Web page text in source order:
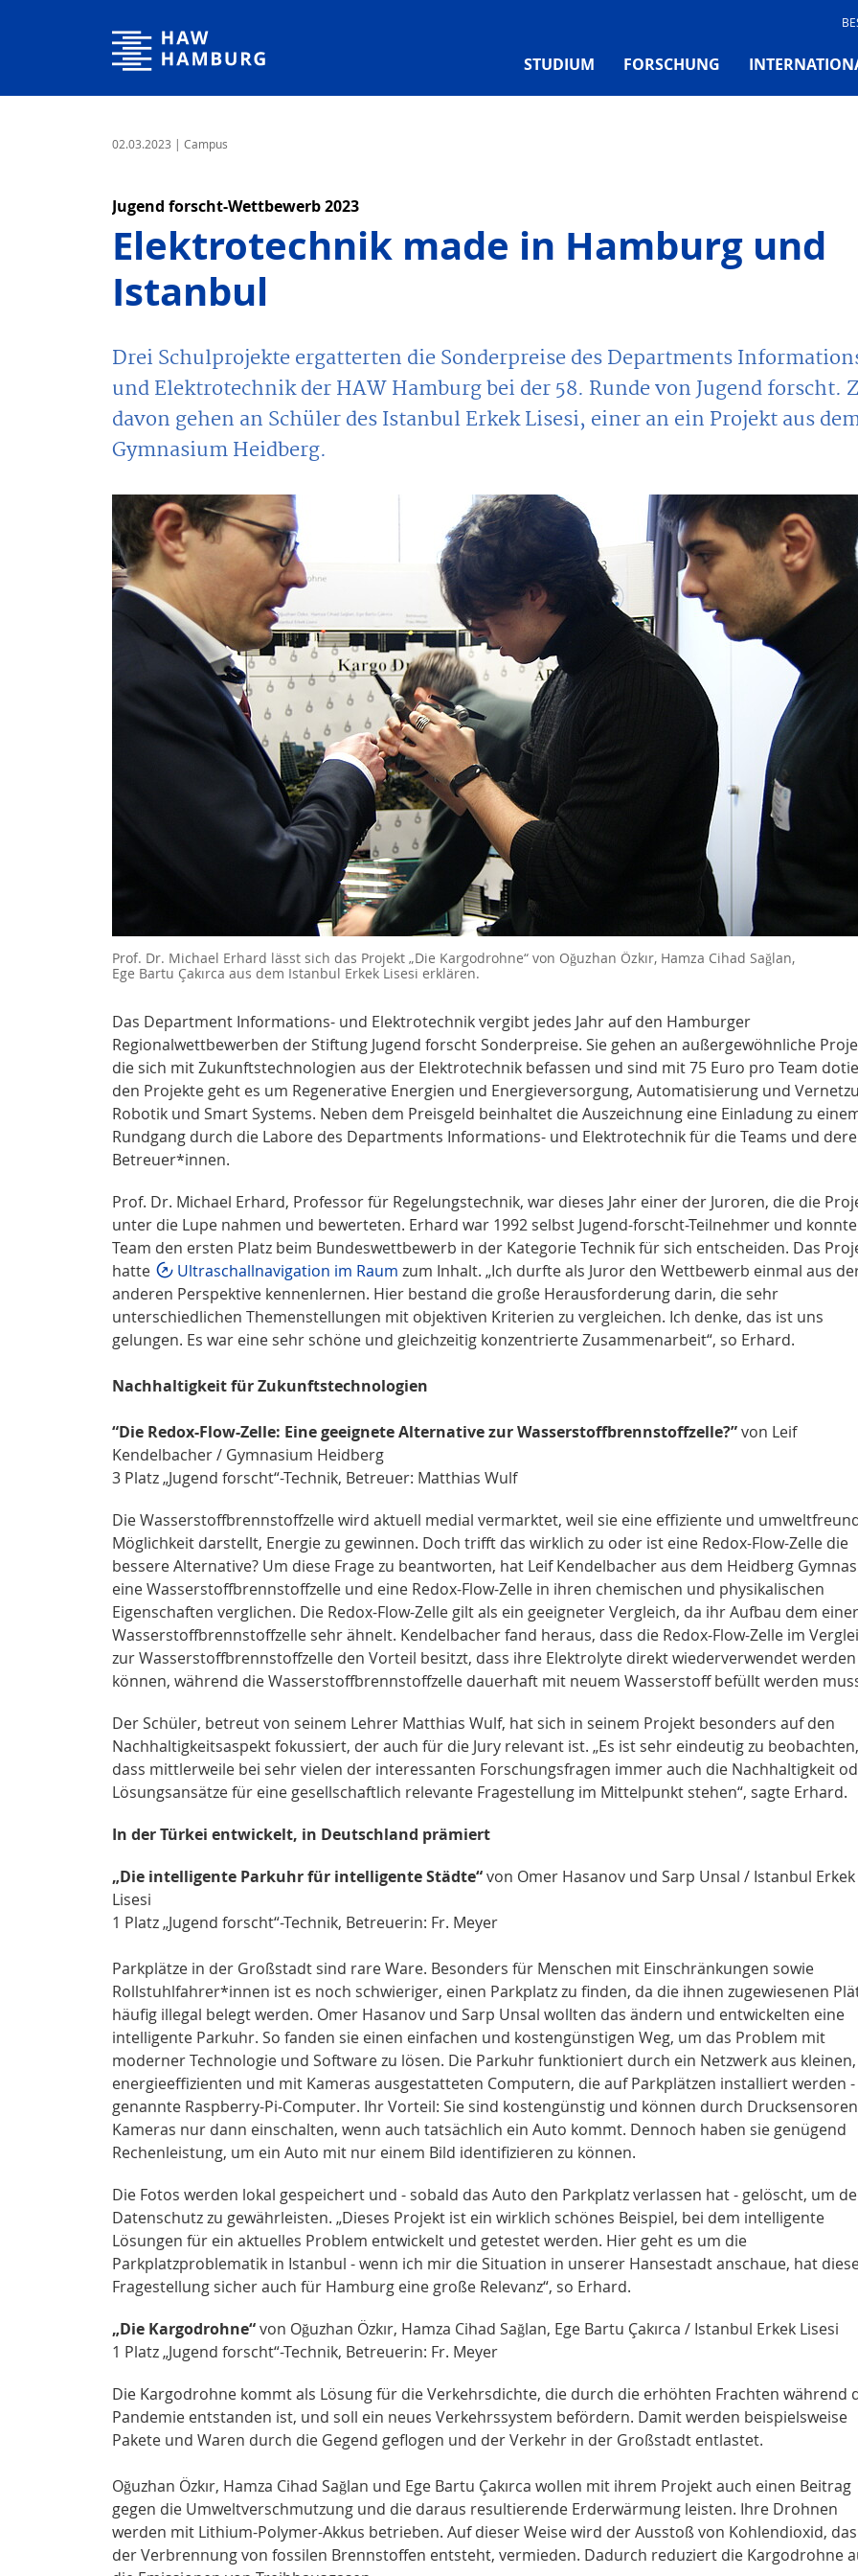
Hochschule für Angewandte Wissenschaften Hamburg
STUDIUM FORSCHUNG
02.03.2023 | Campus
Jugend forscht-Wettbewerb 2023
Elektrotechnik made in Hamburg und
Istanbul
Drei Schulprojekte ergatterten die Sonderpreise des Departments
und Elektrotechnik der HAW Hamburg bei der 58. Runde von Jugend forscht.
davon gehen an Schüler des Istanbul Erkek Lisesi, einer an ein Projekt aus
Gymnasium Heidberg.
Prof. Dr. Michael Erhard lässt sich das Projekt „Die Kargodrohne“ von Oğuzhan Özkır, Hamza Cihad Sağlan,
Ege Bartu Çakırca aus dem Istanbul Erkek Lisesi erklären.
Das Department Informations- und Elektrotechnik vergibt jedes Jahr auf den Hamburger
Regionalwettbewerben der Stiftung Jugend forscht Sonderpreise. Sie gehen an außergewöhnliche
die sich mit Zukunftstechnologien aus der Elektrotechnik befassen und sind mit 75 Euro pro Team
den Projekte geht es um Regenerative Energien und Energieversorgung, Automatisierung und
Robotik und Smart Systems. Neben dem Preisgeld beinhaltet die Auszeichnung eine Einladung zu
Rundgang durch die Labore des Departments Informations- und Elektrotechnik für die Teams und
Betreuer*innen.
Prof. Dr. Michael Erhard, Professor für Regelungstechnik, war dieses Jahr einer der Juroren, die die
unter die Lupe nahmen und bewerteten. Erhard war 1992 selbst Jugend-forscht-Teilnehmer und
Team den ersten Platz beim Bundeswettbewerb in der Kategorie Technik für sich entscheiden. Das
hatte
Ultraschallnavigation im Raum zum Inhalt. „Ich durfte als Juror den Wettbewerb einmal aus
anderen Perspektive kennenlernen. Hier bestand die große Herausforderung darin, die sehr
unterschiedlichen Themenstellungen mit objektiven Kriterien zu vergleichen. Ich denke, das ist uns
gelungen. Es war eine sehr schöne und gleichzeitig konzentrierte Zusammenarbeit“, so Erhard.
Nachhaltigkeit für Zukunftstechnologien
“Die Redox-Flow-Zelle: Eine geeignete Alternative zur Wasserstoffbrennstoffzelle?”von Leif
Kendelbacher / Gymnasium Heidberg
3 Platz „Jugend forscht“-Technik, Betreuer: Matthias Wulf
Die Wasserstoffbrennstoffzelle wird aktuell medial vermarktet, weil sie eine effiziente und
Möglichkeit darstellt, Energie zu gewinnen. Doch trifft das wirklich zu oder ist eine Redox-Flow-Zelle die
bessere Alternative? Um diese Frage zu beantworten, hat Leif Kendelbacher aus dem Heidberg
eine Wasserstoffbrennstoffzelle und eine Redox-Flow-Zelle in ihren chemischen und physikalischen
Eigenschaften verglichen. Die Redox-Flow-Zelle gilt als ein geeigneter Vergleich, da ihr Aufbau dem einer
Wasserstoffbrennstoffzelle sehr ähnelt. Kendelbacher fand heraus, dass die Redox-Flow-Zelle im
zur Wasserstoffbrennstoffzelle den Vorteil besitzt, dass ihre Elektrolyte direkt wiederverwendet werden
können, während die Wasserstoffbrennstoffzelle dauerhaft mit neuem Wasserstoff befüllt werden
Der Schüler, betreut von seinem Lehrer Matthias Wulf, hat sich in seinem Projekt besonders auf den
Nachhaltigkeitsaspekt fokussiert, der auch für die Jury relevant ist. „Es ist sehr eindeutig zu beobachten,
dass mittlerweile bei sehr vielen der interessanten Forschungsfragen immer auch die Nachhaltigkeit
Lösungsansätze für eine gesellschaftlich relevante Fragestellung im Mittelpunkt stehen“, sagte Erhard.
In der Türkei entwickelt, in Deutschland prämiert
„Die intelligente Parkuhr für intelligente Städte“von Omer Hasanov und Sarp Unsal / Istanbul Erkek
Lisesi
1 Platz „Jugend forscht“-Technik, Betreuerin: Fr. Meyer
Parkplätze in der Großstadt sind rare Ware. Besonders für Menschen mit Einschränkungen sowie
Rollstuhlfahrer*innen ist es noch schwieriger, einen Parkplatz zu finden, da die ihnen zugewiesenen
häufig illegal belegt werden. Omer Hasanov und Sarp Unsal wollten das ändern und entwickelten eine
intelligente Parkuhr. So fanden sie einen einfachen und kostengünstigen Weg, um das Problem mit
moderner Technologie und Software zu lösen. Die Parkuhr funktioniert durch ein Netzwerk aus kleinen,
energieeffizienten und mit Kameras ausgestatteten Computern, die auf Parkplätzen installiert werden -
genannte Raspberry-Pi-Computer. Ihr Vorteil: Sie sind kostengünstig und können durch
Kameras nur dann einschalten, wenn auch tatsächlich ein Auto kommt. Dennoch haben sie genügend
Rechenleistung, um ein Auto mit nur einem Bild identifizieren zu können.
Die Fotos werden lokal gespeichert und - sobald das Auto den Parkplatz verlassen hat - gelöscht, um
Datenschutz zu gewährleisten. „Dieses Projekt ist ein wirklich schönes Beispiel, bei dem intelligente
Lösungen für ein aktuelles Problem entwickelt und getestet werden. Hier geht es um die
Parkplatzproblematik in Istanbul - wenn ich mir die Situation in unserer Hansestadt anschaue, hat
Fragestellung sicher auch für Hamburg eine große Relevanz“, so Erhard.
„Die Kargodrohne“von Oğuzhan Özkır, Hamza Cihad Sağlan, Ege Bartu Çakırca / Istanbul Erkek Lisesi
1 Platz „Jugend forscht“-Technik, Betreuerin: Fr. Meyer
Die Kargodrohne kommt als Lösung für die Verkehrsdichte, die durch die erhöhten Frachten während
Pandemie entstanden ist, und soll ein neues Verkehrssystem befördern. Damit werden beispielsweise
Pakete und Waren durch die Gegend geflogen und der Verkehr in der Großstadt entlastet.
Oğuzhan Özkır, Hamza Cihad Sağlan und Ege Bartu Çakırca wollen mit ihrem Projekt auch einen Beitrag
gegen die Umweltverschmutzung und die daraus resultierende Erderwärmung leisten. Ihre Drohnen
werden mit Lithium-Polymer-Akkus betrieben. Auf dieser Weise wird der Ausstoß von Kohlendioxid,
der Verbrennung von fossilen Brennstoffen entsteht, vermieden. Dadurch reduziert die Kargodrohne